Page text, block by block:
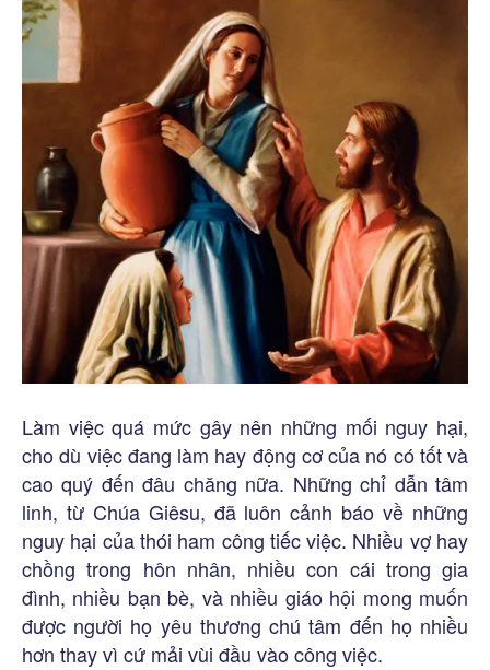
Làm việc quá mức gây nên những mối nguy hại,
cho dù việc đang làm hay động cơ của nó có tốt và
cao quý đến đâu chăng nữa. Những chỉ dẫn tâm
linh, từ Chúa Giêsu, đã luôn cảnh báo về những
nguy hại của thói ham công tiếc việc. Nhiều vợ hay
chồng trong hôn nhân, nhiều con cái trong gia
đình, nhiều bạn bè, và nhiều giáo hội mong muốn
được người họ yêu thương chú tâm đến họ nhiều
hơn thay vì cứ mải vùi đầu vào công việc.